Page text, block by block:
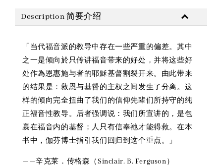
Description 简要介绍
「当代福音派的教导中存在一些严重的偏差。其中
之一是倾向於只传讲福音带来的好处，并将这些好
处作為恩惠施与者的耶穌基督割裂开来。由此带来
的结果是：救恩与基督的主权之间发生了分离。这
样的倾向完全扭曲了我们的信仰先辈们所持守的纯
正福音性教导。后者强调说：我们所宣讲的，是包
裹在福音内的基督；人只有信奉祂才能得救。在本
书中，伽芬博士指引我们回归到这个重点。」
——辛克莱．传格森（Sinclair. B. Ferguson）